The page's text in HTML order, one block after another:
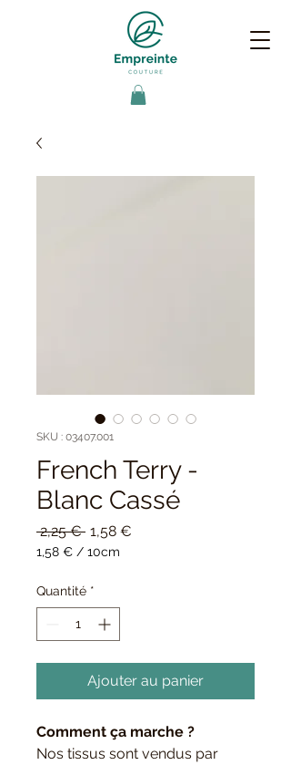
SKU : 03407.001
French Terry -
Blanc Cassé
2,25 € Prix
original
1,58 €
1,58 € / 10cm
pour
Centimètres
Quantité *
Ajouter au panier
Comment ça marche ?
Nos tissus sont vendus par